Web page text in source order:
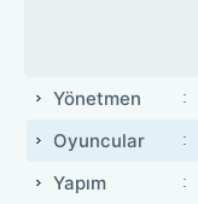
Yönetmen
Oyuncular
Yapım